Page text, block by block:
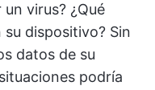
virus? ¿Qué
dispositivo? Sin
datos de su
podría